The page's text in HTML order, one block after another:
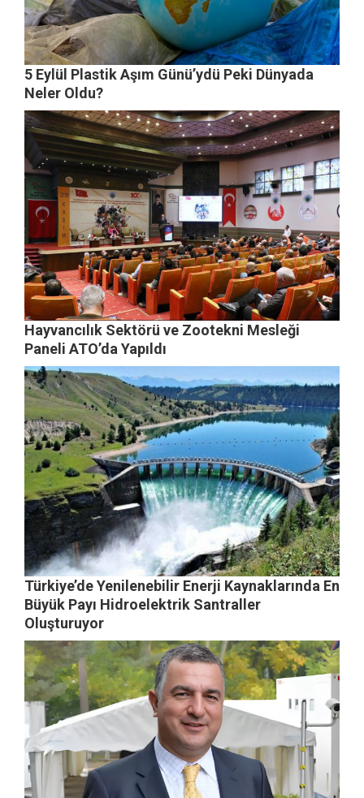
5 Eylül Plastik Aşım Günü’ydü Peki Dünyada
Neler Oldu?
Hayvancılık Sektörü ve Zootekni Mesleği
Paneli ATO’da Yapıldı
Türkiye’de Yenilenebilir Enerji Kaynaklarında En
Büyük Payı Hidroelektrik Santraller
Oluşturuyor